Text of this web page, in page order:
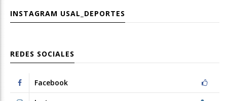
INSTAGRAM USAL_DEPORTES
REDES SOCIALES
Facebook